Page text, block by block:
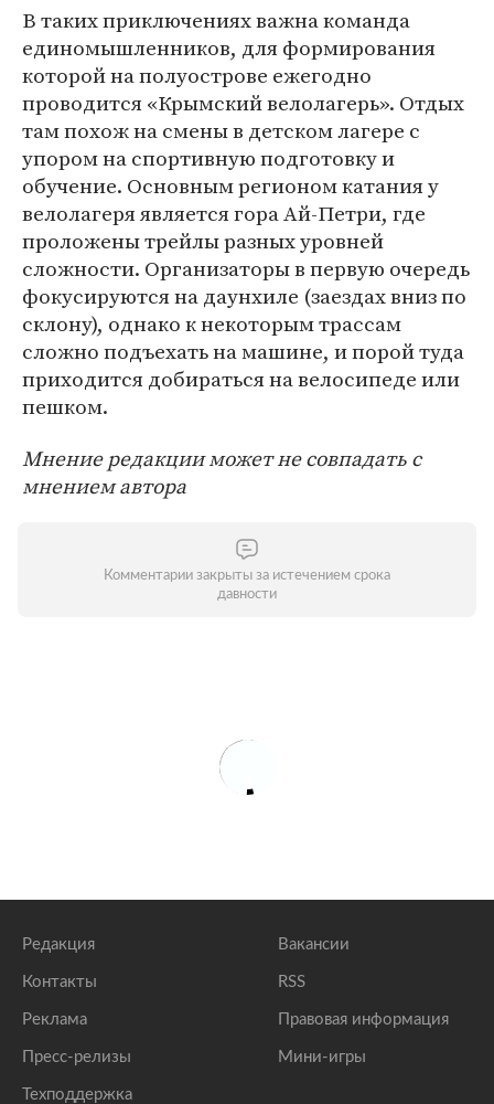
В таких приключениях важна команда
единомышленников, для формирования
которой на полуострове ежегодно
проводится «Крымский велолагерь». Отдых
там похож на смены в детском лагере с
упором на спортивную подготовку и
обучение. Основным регионом катания у
велолагеря является гора Ай-Петри, где
проложены трейлы разных уровней
сложности. Организаторы в первую очередь
фокусируются на даунхиле (заездах вниз по
склону), однако к некоторым трассам
сложно подъехать на машине, и порой туда
приходится добираться на велосипеде или
пешком.
Мнение редакции может не совпадать с
мнением автора
Комментарии закрыты за истечением срока
давности
Редакция
Контакты
Реклама
Пресс-релизы
Техподдержка
Вакансии
RSS
Правовая информация
Мини-игры